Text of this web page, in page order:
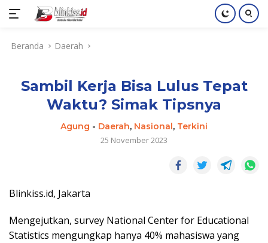
Beranda Daerah
Sambil Kerja Bisa Lulus Tepat
Waktu? Simak Tipsnya
Agung - Daerah, Nasional, Terkini
25 November 2023
Blinkiss.id, Jakarta
Mengejutkan, survey National Center for Educational
Statistics mengungkap hanya 40% mahasiswa yang